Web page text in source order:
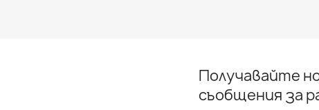
Получавайте
съобщения за